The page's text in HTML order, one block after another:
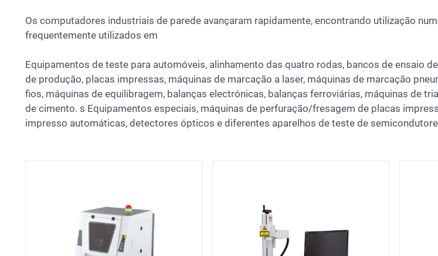
Os computadores industriais de parede avançaram rapidamente, encontrando utilização
frequentemente utilizados em
Equipamentos de teste para automóveis, alinhamento das quatro rodas, bancos de ensaio
de produção, placas impressas, máquinas de marcação a laser, máquinas de marcação
fios, máquinas de equilibragem, balanças electrónicas, balanças ferroviárias, máquinas de
de cimento. s Equipamentos especiais, máquinas de perfuração/fresagem de placas
impresso automáticas, detectores ópticos e diferentes aparelhos de teste de